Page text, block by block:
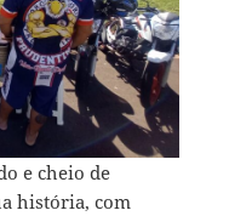
e cheio de
história, com